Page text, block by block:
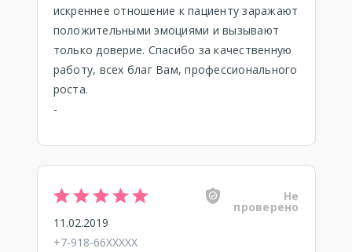
искреннее отношение к пациенту заражают
положительными эмоциями и вызывают
только доверие. Спасибо за качественную
работу, всех благ Вам, профессионального
роста.
-
Не
проверено
11.02.2019
+7-918-66XXXXX